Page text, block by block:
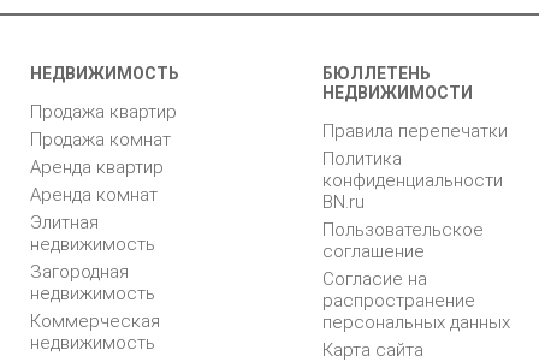
НЕДВИЖИМОСТЬ
Продажа квартир
Продажа комнат
Аренда квартир
Аренда комнат
Элитная
недвижимость
Загородная
недвижимость
Коммерческая
недвижимость
БЮЛЛЕТЕНЬ
НЕДВИЖИМОСТИ
Правила перепечатки
Политика
конфиденциальности
BN.ru
Пользовательское
соглашение
Согласие на
распространение
персональных данных
Карта сайта